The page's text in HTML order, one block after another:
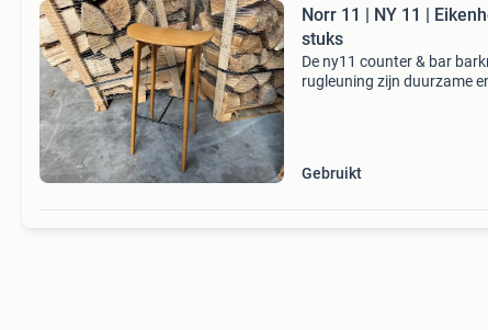
Norr 11 | NY 11 |
stuks
De ny11 counter & bar
rugleuning zijn duurzame
Gebruikt